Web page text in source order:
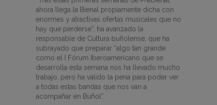
ahora llega la Bienal propiamente dicha con
enormes y atractivas ofertas musicales que no
hay que perderse”, ha avanzado la
responsable de Cultura buñolense, que ha
subrayado que preparar “algo tan grande
como el I Fórum Iberoamericano que se
desarrolla esta semana nos ha llevado mucho
trabajo, pero ha valido la pena para poder ver
a todas estas bandas que nos van a
acompañar en Buñol”.